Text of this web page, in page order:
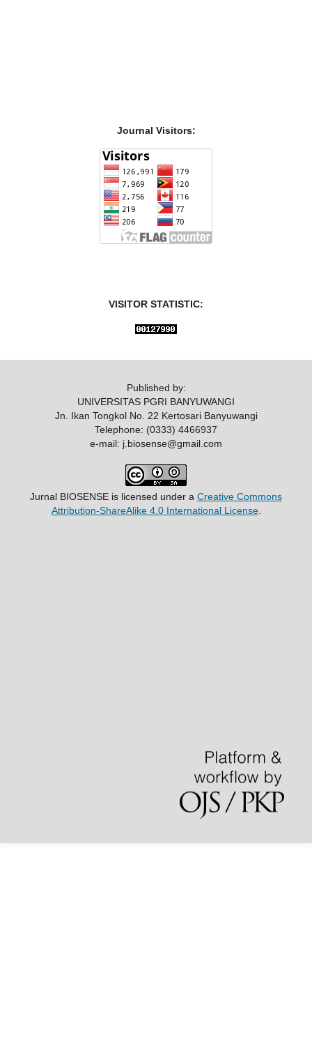
Journal Visitors:
VISITOR STATISTIC:
Published by:
UNIVERSITAS PGRI BANYUWANGI
Jn. Ikan Tongkol No. 22 Kertosari Banyuwangi
Telephone: (0333) 4466937
e-mail: j.biosense@gmail.com
Jurnal BIOSENSE is licensed under a Creative Commons
Attribution-ShareAlike 4.0 International License.